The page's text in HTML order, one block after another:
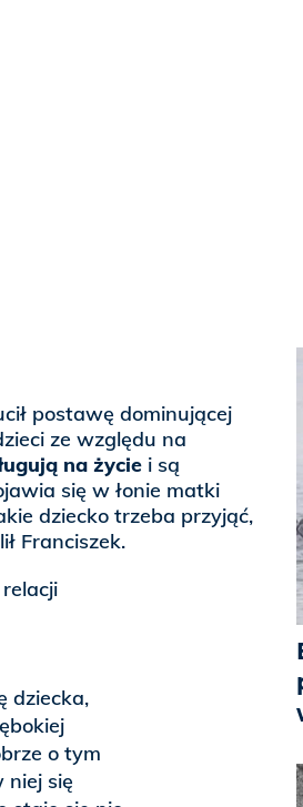
postawę dominującej
ze względu na
na życie i są
się w łonie matki
dziecko trzeba przyjąć,
Franciszek.
dziecka,
o tym
niej się